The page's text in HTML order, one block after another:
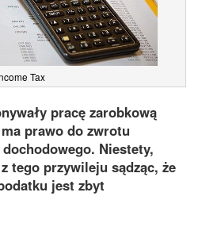
Tax
pracę zarobkową
prawo do zwrotu
Niestety,
tego przywileju sądząc, że
jest zbyt